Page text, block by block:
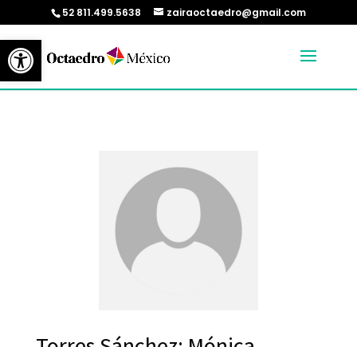
Abrir barra de herramientas
52 811.499.5638 zairaoctaedro@gmail.com